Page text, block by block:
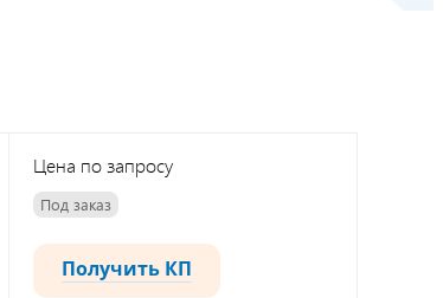
Цена по запросу
Под заказ
Получить КП